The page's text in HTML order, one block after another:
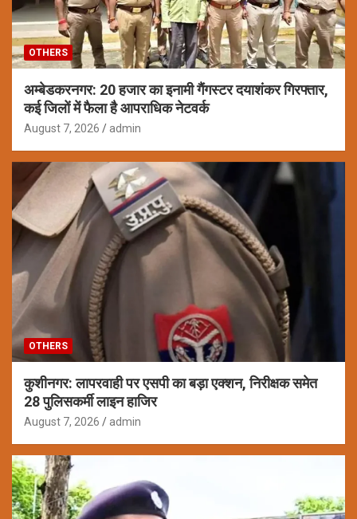
OTHERS
अम्बेडकरनगर: 20 हजार का इनामी गैंगस्टर दयाशंकर गिरफ्तार,
कई जिलों में फैला है आपराधिक नेटवर्क
August 7, 2026 admin
OTHERS
कुशीनगर: लापरवाही पर एसपी का बड़ा एक्शन, निरीक्षक समेत
28 पुलिसकर्मी लाइन हाजिर
August 7, 2026 admin